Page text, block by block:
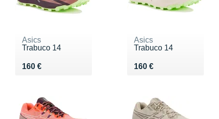
Asics
Trabuco 14
160 €
Vendu 160 €
Asics
Trabuco 14
160 €
Vendu 160 €